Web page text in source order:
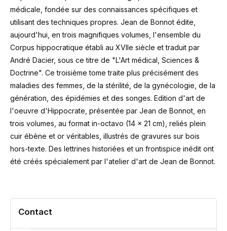
médicale, fondée sur des connaissances spécifiques et
utilisant des techniques propres. Jean de Bonnot édite,
aujourd'hui, en trois magnifiques volumes, l'ensemble du
Corpus hippocratique établi au XVIIe siècle et traduit par
André Dacier, sous ce titre de "L'Art médical, Sciences &
Doctrine". Ce troisième tome traite plus précisément des
maladies des femmes, de la stérilité, de la gynécologie, de la
génération, des épidémies et des songes. Edition d'art de
l'oeuvre d'Hippocrate, présentée par Jean de Bonnot, en
trois volumes, au format in-octavo (14 x 21 cm), reliés plein
cuir ébène et or véritables, illustrés de gravures sur bois
hors-texte. Des lettrines historiées et un frontispice inédit ont
été créés spécialement par l'atelier d'art de Jean de Bonnot.
Contact